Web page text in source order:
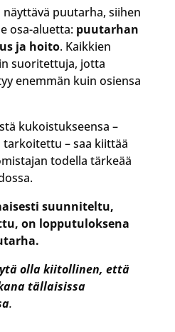
näyttävä puutarha, siihen
osa-aluetta: puutarhan
ja hoito. Kaikkien
suoritettuja, jotta
enemmän kuin osiensa
kukoistukseensa –
tarkoitettu – saa kiittää
todella tärkeää
suunniteltu,
on lopputuloksena
olla kiitollinen, että
tällaisissa
.